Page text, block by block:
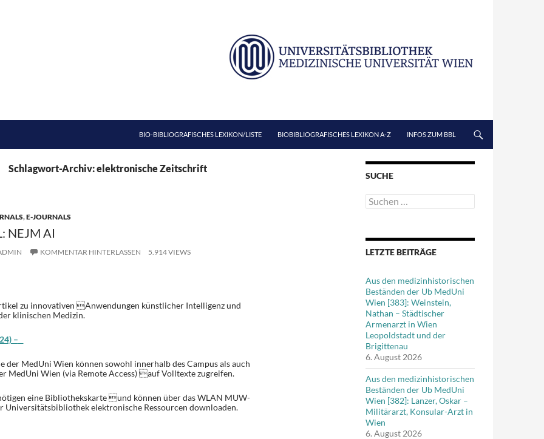
BIO-BIBLIOGRAFISCHES LEXIKON/LISTE
BIOBIBLIOGRAFISCHES LEXIKON A-Z INFOS ZUM BBL
Schlagwort-Archiv: elektronische Zeitschrift
,E-JOURNALS
NEJM AI
KOMMENTAR HINTERLASSEN 5.914 VIEWS
zu innovativen Anwendungen künstlicher Intelligenz und
klinischen Medizin.
–
der MedUni Wien können sowohl innerhalb des Campus als auch
MedUni Wien (via Remote Access) auf Volltexte zugreifen.
eine Bibliothekskarte und können über das WLAN MUW-
Universitätsbibliothek elektronische Ressourcen downloaden.
SUCHE
Suchen
nach:
LETZTE BEITRÄGE
Aus den medizinhistorischen
Beständen der Ub MedUni
Wien [383]: Weinstein,
Nathan – Städtischer
Armenarzt in Wien
Leopoldstadt und der
Brigittenau
6. August 2026
Aus den medizinhistorischen
Beständen der Ub MedUni
Wien [382]: Lanzer, Oskar –
Militärarzt, Konsular-Arzt in
Wien
6. August 2026